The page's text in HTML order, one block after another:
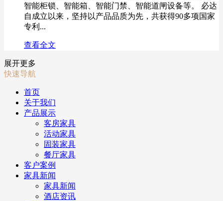
智能柜锁、智能箱、智能门禁、智能道闸设备等。 必达
自成立以来，坚持以产品品质为先，共获得90多项国家
专利...
查看全文
展开更多
快速导航
首页
关于我们
产品展示
客房家具
活动家具
固装家具
餐厅家具
客户案例
家具新闻
家具新闻
酒店资讯